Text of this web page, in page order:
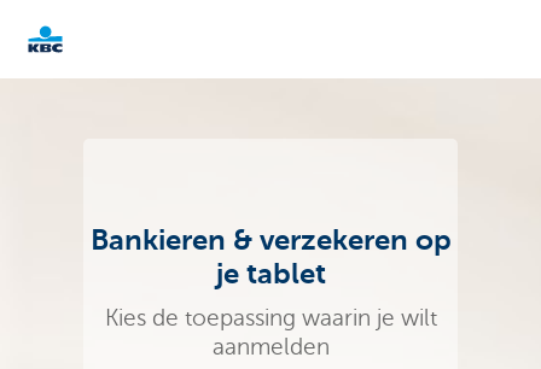
KBC
Bankieren & verzekeren op
je tablet
Kies de toepassing waarin je wilt
aanmelden